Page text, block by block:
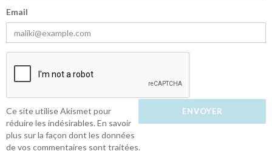
Email
Ce site utilise Akismet pour
réduire les indésirables.En savoir
plus sur la façon dont les données
de vos commentaires sont traitées.